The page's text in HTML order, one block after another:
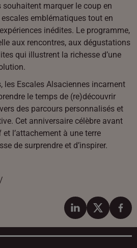
souhaitent marquer le coup en
emblématiques tout en
inédites. Le programme,
aux rencontres, aux dégustations
qui illustrent la richesse d’une
les Escales Alsaciennes incarnent
le temps de (re)découvrir
des parcours personnalisés et
Cet anniversaire célèbre avant
l’attachement à une terre
de surprendre et d’inspirer.